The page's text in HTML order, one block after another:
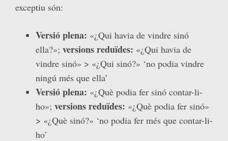
exceptiu són:
Versió plena: «¿Qui havia de vindre sinó
ella?»; versions reduïdes: «¿Qui havia de
vindre sinó» > «¿Qui sinó?» ‘no podia vindre
ningú més que ella’
Versió plena: «¿Què podia fer sinó contar-li-
ho»; versions reduïdes: «¿Què podia fer sinó»
> «¿Què sinó?» ‘no podia fer més que contar-li-
ho’